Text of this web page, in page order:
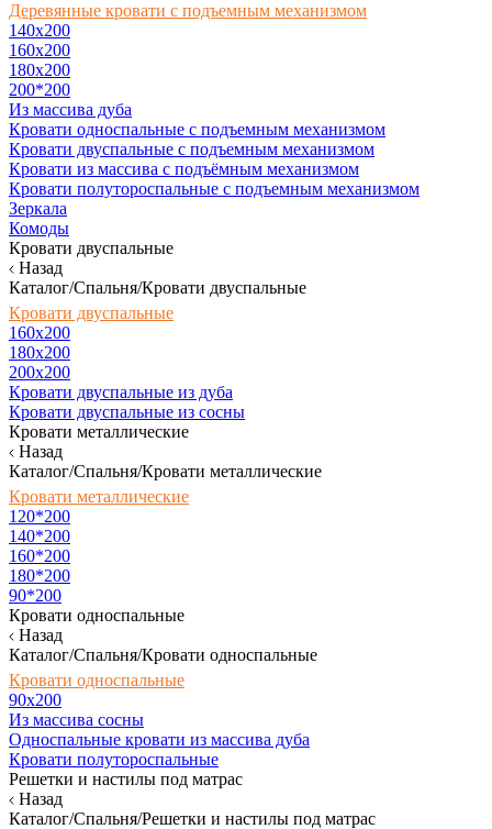
Деревянные кровати с подъемным механизмом
140x200
160х200
180х200
200*200
Из массива дуба
Кровати односпальные с подъемным механизмом
Кровати двуспальные с подъемным механизмом
Кровати из массива с подъёмным механизмом
Кровати полутороспальные с подъемным механизмом
Зеркала
Комоды
Кровати двуспальные
Назад
Каталог/Спальня/Кровати двуспальные
Кровати двуспальные
160х200
180x200
200x200
Кровати двуспальные из дуба
Кровати двуспальные из сосны
Кровати металлические
Назад
Каталог/Спальня/Кровати металлические
Кровати металлические
120*200
140*200
160*200
180*200
90*200
Кровати односпальные
Назад
Каталог/Спальня/Кровати односпальные
Кровати односпальные
90х200
Из массива сосны
Односпальные кровати из массива дуба
Кровати полутороспальные
Решетки и настилы под матрас
Назад
Каталог/Спальня/Решетки и настилы под матрас